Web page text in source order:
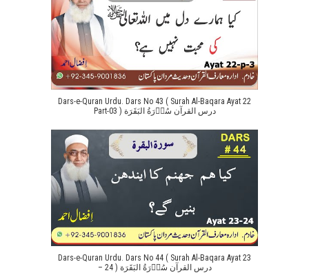
Dars-e-Quran Urdu. Dars No 43 ( Surah Al-Baqara Ayat 22
Part-03 ) درس القرآن سُوۡرَةُ البَقَرَة
Dars-e-Quran Urdu. Dars No 44 ( Surah Al-Baqara Ayat 23
– 24 ) درس القرآن سُوۡرَةُ البَقَرَة